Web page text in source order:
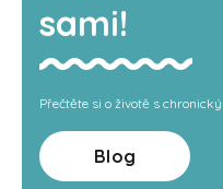
sami!
Přečtěte si o životě s
Blog